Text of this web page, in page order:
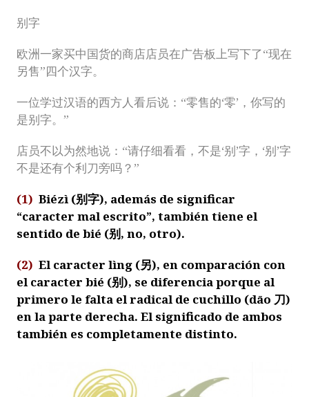
别字
欧洲一家买中国货的商店店员在广告板上写下了“现在
另售”四个汉字。
一位学过汉语的西方人看后说：“零售的‘零’，你写的
是别字。”
店员不以为然地说：“请仔细看看，不是‘别’字，‘别’字
不是还有个利刀旁吗？”
(1) Biézì (别字), además de significar
“caracter mal escrito”, también tiene el
sentido de bié (别, no, otro).
(2) El caracter lìng (另), en comparación con
el caracter bié (别), se diferencia porque al
primero le falta el radical de cuchillo (dāo 刀)
en la parte derecha. El significado de ambos
también es completamente distinto.